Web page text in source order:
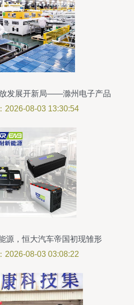
发展开新局——滁州电子产品
的奋进与担当
2026-08-03 13:30:54
源，恒大汽车帝国初现雏形
2026-08-03 03:08:22